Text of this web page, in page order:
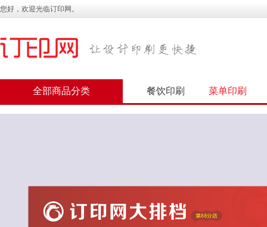
您好，欢迎光临订印网。
全部商品分类 餐饮印刷 菜单印刷